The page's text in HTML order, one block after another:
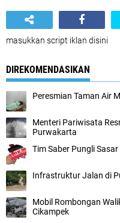
masukkan script iklan disini
DIREKOMENDASIKAN
Peresmian Taman Air
Menteri Pariwisata
Purwakarta
Tim Saber Pungli
Infrastruktur Jalan di
Mobil Rombongan
Cikampek